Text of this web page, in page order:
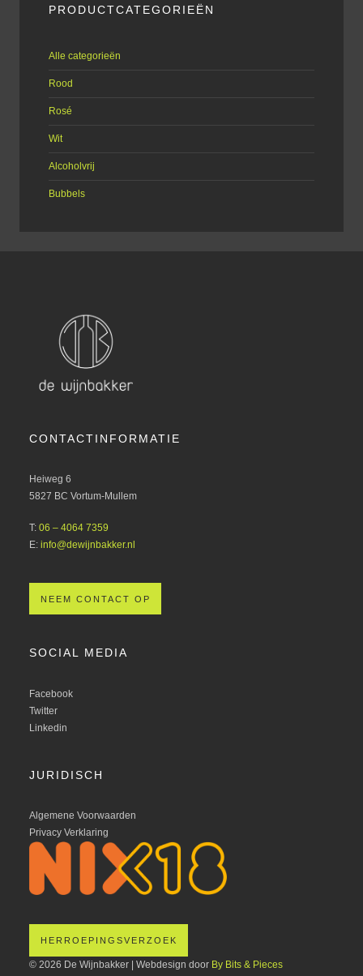
PRODUCTCATEGORIEËN
Alle categorieën
Rood
Rosé
Wit
Alcoholvrij
Bubbels
CONTACTINFORMATIE
Heiweg 6
5827 BC Vortum-Mullem
T: 06 – 4064 7359
E: info@dewijnbakker.nl
NEEM CONTACT OP
SOCIAL MEDIA
Facebook
Twitter
Linkedin
JURIDISCH
Algemene Voorwaarden
Privacy Verklaring
HERROEPINGSVERZOEK
© 2026 De Wijnbakker | Webdesign door By Bits & Pieces